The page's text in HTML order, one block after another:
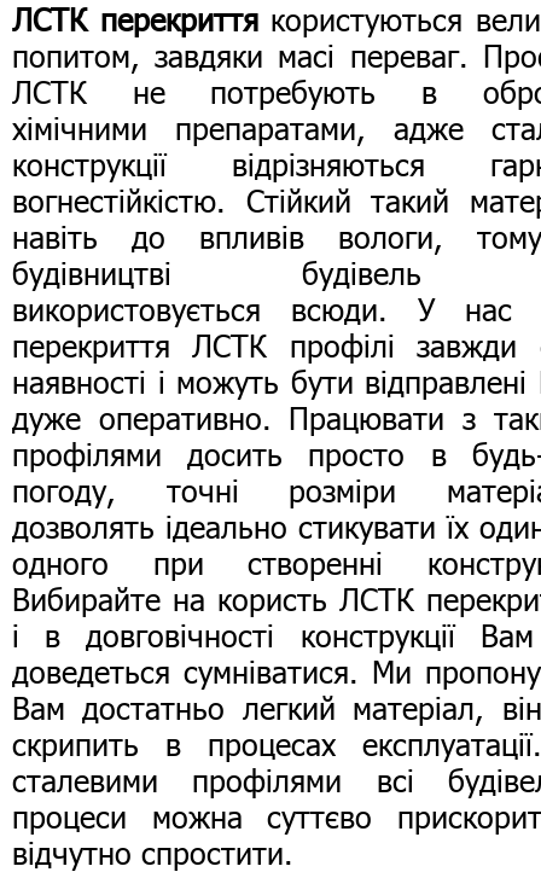
ЛСТК перекриттякористуються
попитом, завдяки масі переваг.
ЛСТК не потребують в
хімічними препаратами, адже
конструкції відрізняються
вогнестійкістю. Стійкий такий
навіть до впливів вологи,
будівництві будівель
використовується всюди. У нас
перекриття ЛСТК профілі
наявності і можуть бути
дуже оперативно. Працювати з
профілями досить просто в
погоду, точні розміри
дозволять ідеально стикувати їх
одного при створенні
Вибирайте на користь ЛСТК
і в довговічності конструкції
доведеться сумніватися. Ми
Вам достатньо легкий матеріал,
скрипить в процесах
сталевими профілями всі
процеси можна суттєво
відчутно спростити.